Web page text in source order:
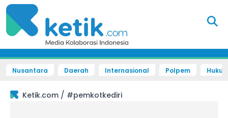
Nusantara Daerah Internasional Polpem
Ketik.com / #pemkotkediri